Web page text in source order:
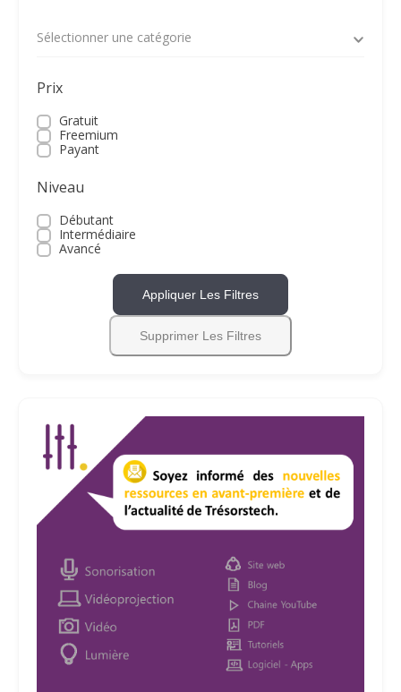
Sélectionner une catégorie
Prix
Gratuit
Freemium
Payant
Niveau
Débutant
Intermédiaire
Avancé
Appliquer Les Filtres
Supprimer Les Filtres